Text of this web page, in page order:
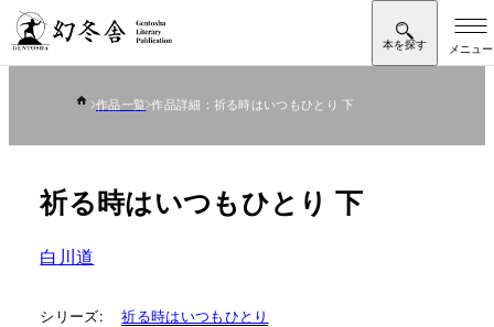
作品一覧 作品詳細：祈る時はいつもひとり 下
祈る時はいつもひとり 下
白川道
シリーズ: 祈る時はいつもひとり